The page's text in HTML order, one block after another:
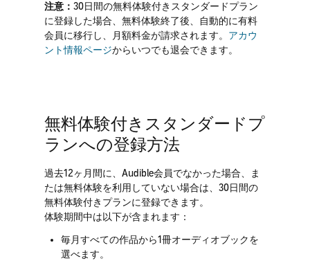
注意： 30日間の無料体験付きスタンダードプラン
に登録した場合、無料体験終了後、自動的に有料
会員に移行し、月額料金が請求されます。 アカウ
ント情報ページからいつでも退会できます。
無料体験付きスタンダードプ
ランへの登録方法
過去12ヶ月間に、Audible会員でなかった場合、ま
たは無料体験を利用していない場合は、30日間の
無料体験付きプランに登録できます。
体験期間中は以下が含まれます：
毎月すべての作品から1冊オーディオブックを
選べます。